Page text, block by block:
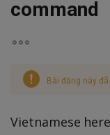
command
Bài đăng này
Vietnamese